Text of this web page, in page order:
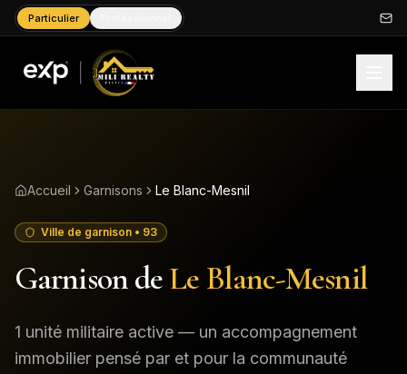
Particulier
Accueil Garnisons Le Blanc-Mesnil
Ville de garnison • 93
Garnison deLe Blanc-Mesnil
1 unité militaire active — un accompagnement
immobilier pensé par et pour la communauté